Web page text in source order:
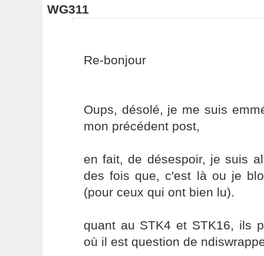
WG311
Re-bonjour
Oups, désolé, je me suis
mon précédent post,
en fait, de désespoir, je suis
des fois que, c'est là ou je
(pour ceux qui ont bien lu).
quant au STK4 et STK16, ils
où il est question de